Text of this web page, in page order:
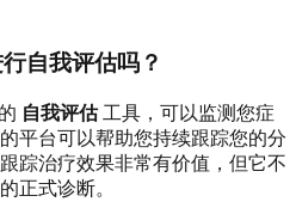
自我评估吗？
自我评估工具，可以监测您症
平台可以帮助您持续跟踪您的分
踪治疗效果非常有价值，但它不
正式诊断。